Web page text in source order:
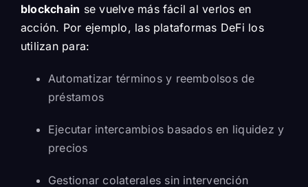
blockchain se vuelve más fácil al verlos en
acción. Por ejemplo, las plataformas DeFi los
utilizan para:
Automatizar términos y reembolsos de
préstamos
Ejecutar intercambios basados en liquidez y
precios
Gestionar colaterales sin intervención